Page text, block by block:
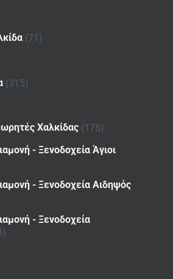
(71)
(315)
Χαλκίδας (178)
- Ξενοδοχεία Άγιοι
- Ξενοδοχεία Αιδηψός
- Ξενοδοχεία